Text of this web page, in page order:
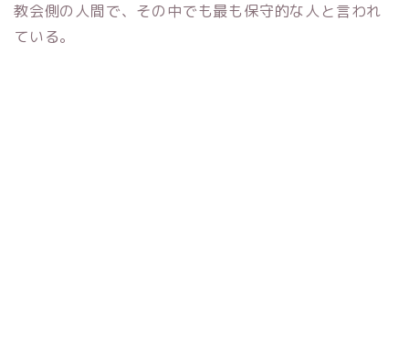
教会側の人間で、その中でも最も保守的な人と言われ
ている。